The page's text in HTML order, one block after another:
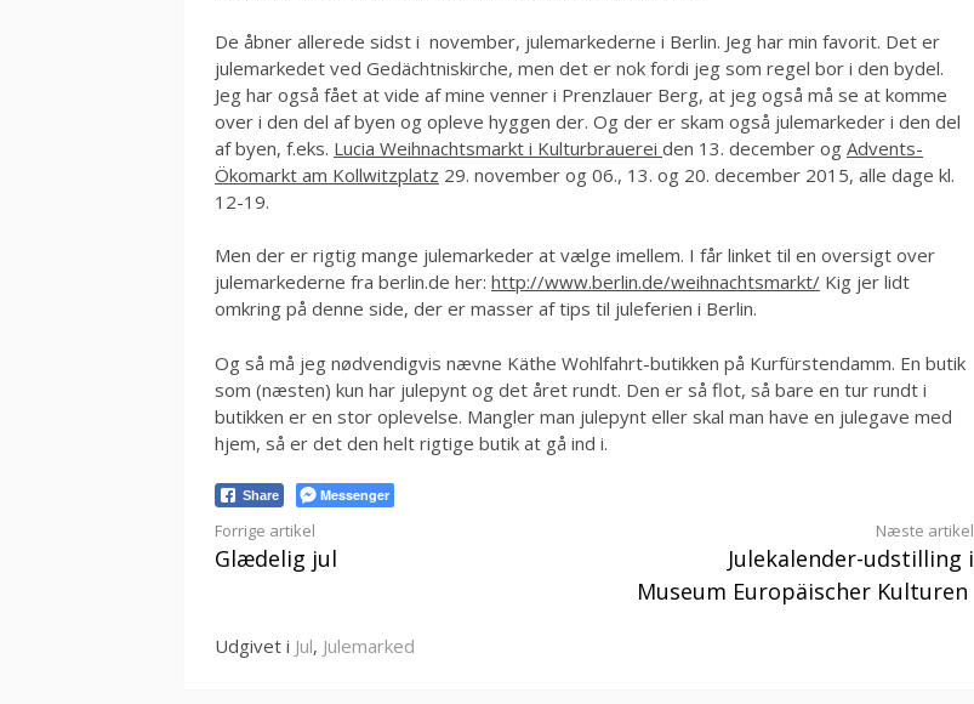
De åbner allerede sidst i november, julemarkederne i Berlin. Jeg har min favorit. Det er
julemarkedet ved Gedächtniskirche, men det er nok fordi jeg som regel bor i den bydel.
Jeg har også fået at vide af mine venner i Prenzlauer Berg, at jeg også må se at komme
over i den del af byen og opleve hyggen der. Og der er skam også julemarkeder i den del
af byen, f.eks. Lucia Weihnachtsmarkt i Kulturbrauerei den 13. december og Advents-
Ökomarkt am Kollwitzplatz 29. november og 06., 13. og 20. december 2015, alle dage kl.
12-19.
Men der er rigtig mange julemarkeder at vælge imellem. I får linket til en oversigt over
julemarkederne fra berlin.de her: http://www.berlin.de/weihnachtsmarkt/ Kig jer lidt
omkring på denne side, der er masser af tips til juleferien i Berlin.
Og så må jeg nødvendigvis nævne Käthe Wohlfahrt-butikken på Kurfürstendamm. En butik
som (næsten) kun har julepynt og det året rundt. Den er så flot, så bare en tur rundt i
butikken er en stor oplevelse. Mangler man julepynt eller skal man have en julegave med
hjem, så er det den helt rigtige butik at gå ind i.
Share Messenger
Læs
videre
Forrige artikel
Glædelig jul
Næste artikel
Julekalender-udstilling i
Museum Europäischer Kulturen
Udgivet i Jul, Julemarked